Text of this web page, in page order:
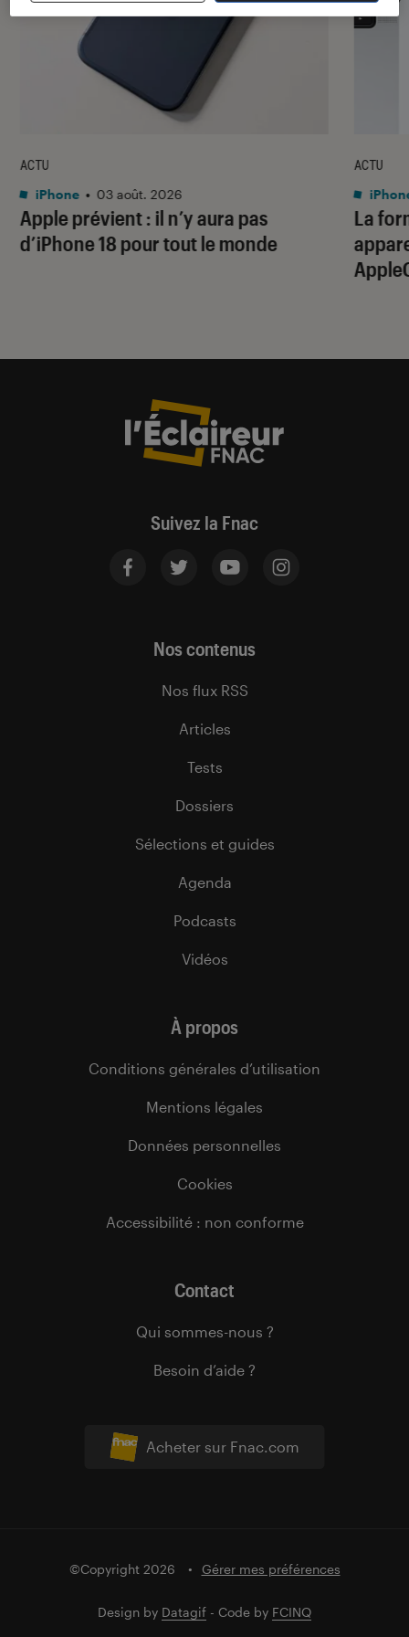
Apple prévient : il n’y aura pas
d’iPhone 18 pour tout le monde
ACTU
iPhone • 03 août. 2026
La
ACTU
Suivez la Fnac
Acheter sur Fnac.com
Nos contenus
Nos flux RSS
Articles
Tests
Dossiers
Sélections et guides
Agenda
Podcasts
Vidéos
À propos
Conditions générales d’utilisation
Mentions légales
Données personnelles
Cookies
Accessibilité : non conforme
Contact
Qui sommes-nous ?
Besoin d’aide ?
©Copyright 2026 Gérer mes préférences
Design by Datagif - Code by FCINQ